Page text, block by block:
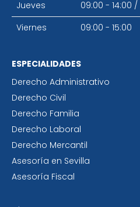
Jueves
09:00 - 14:00 /
Viernes
09:00 - 15:00
ESPECIALIDADES
Derecho Administrativo
Derecho Civil
Derecho Familia
Derecho Laboral
Derecho Mercantil
Asesoría en Sevilla
Asesoría Fiscal